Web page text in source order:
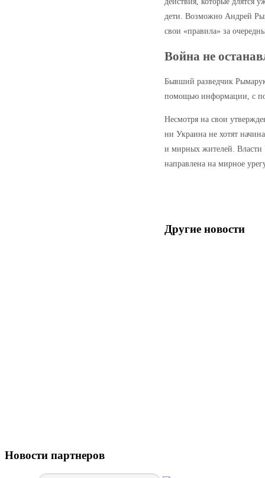
дети. Возможно Андрей
свои «правила» за
Война не
Бывший разведчик Рымарук
помощью информации, с
Несмотря на свои
ни Украина не хотят
и мирных жителей. Власти
направлена на мирное
Другие новости
Новости партнеров